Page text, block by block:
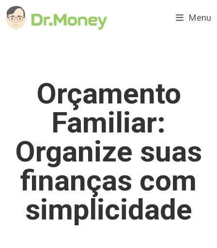
para
Menu
Orçamento
Familiar:
Organize suas
finanças com
simplicidade